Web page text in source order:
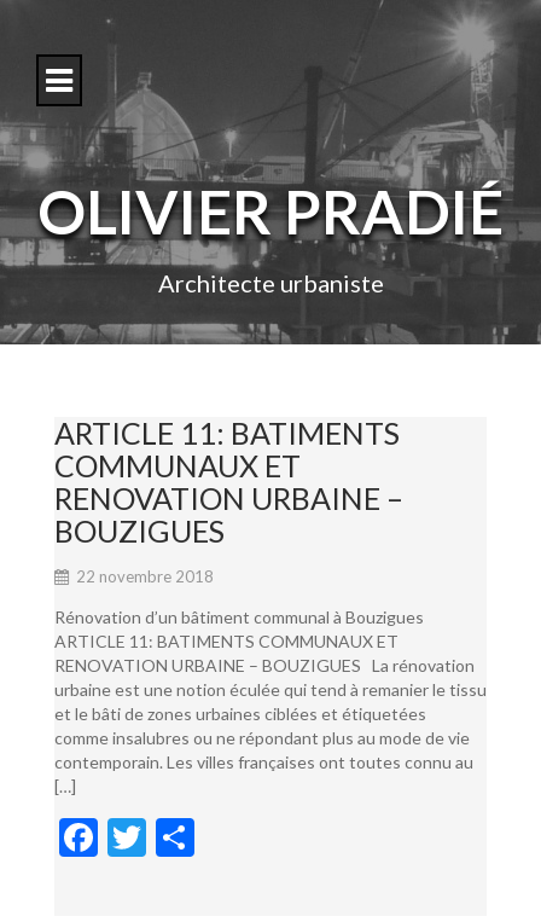
o
c
n
e
OLIVIER PRADIÉ
Architecte urbaniste
ARTICLE 11: BATIMENTS
COMMUNAUX ET
RENOVATION URBAINE –
BOUZIGUES
22 novembre 2018
Rénovation d’un bâtiment communal à Bouzigues
ARTICLE 11: BATIMENTS COMMUNAUX ET
RENOVATION URBAINE – BOUZIGUES La rénovation
urbaine est une notion éculée qui tend à remanier le tissu
et le bâti de zones urbaines ciblées et étiquetées
comme insalubres ou ne répondant plus au mode de vie
contemporain. Les villes françaises ont toutes connu au
[…]
F
T